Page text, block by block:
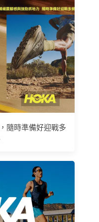
隨時準備好迎戰多